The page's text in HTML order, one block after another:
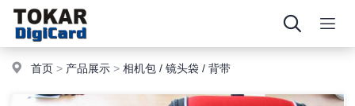
首页 > 产品展示 >相机包 / 镜头袋 / 背带